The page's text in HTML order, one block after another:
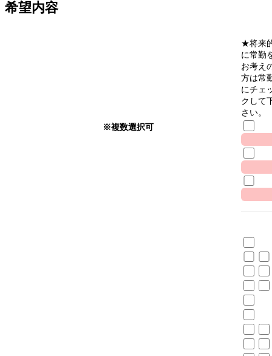
希望内容
※複数選択可
★将来
に常勤
お考え
方は常
にチェ
クして
さい。